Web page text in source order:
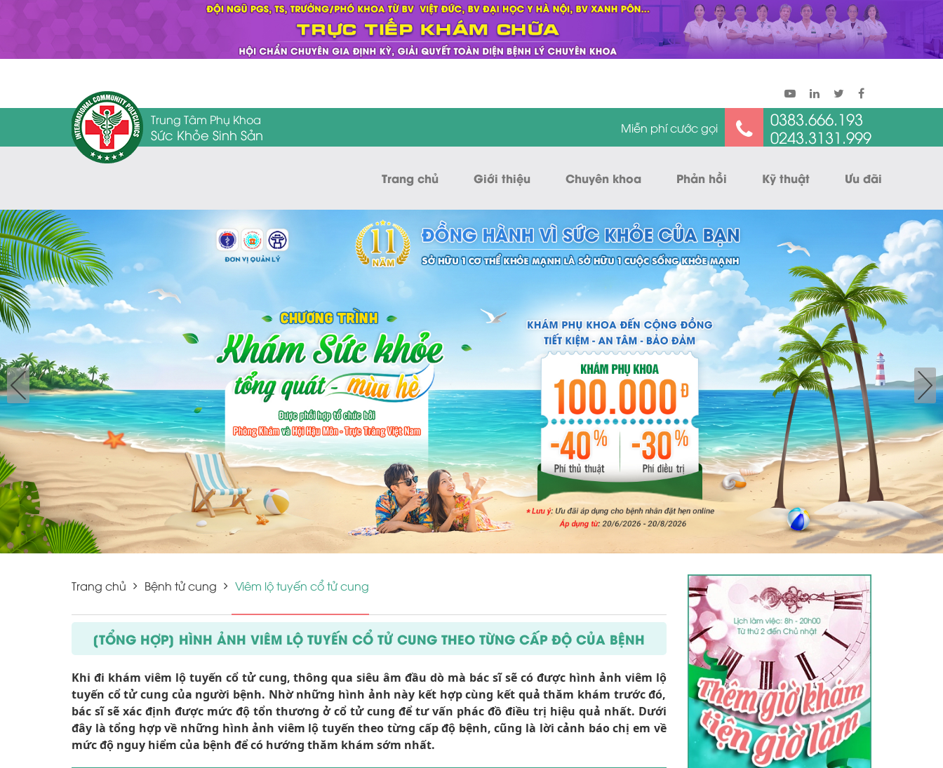
Trung Tâm Phụ Khoa
Sức Khỏe Sinh Sản Miễn phí cước gọi
0383.666.193
0243.3131.999
Trang chủ Giới thiệu Chuyên khoa Phản hồi Kỹ thuật Ưu đãi
Trang chủ Bệnh tử cung Viêm lộ tuyến cổ tử cung
[TỔNG HỢP] HÌNH ẢNH VIÊM LỘ TUYẾN CỔ TỬ CUNG THEO TỪNG CẤP ĐỘ CỦA BỆNH
Khi đi khám viêm lộ tuyến cổ tử cung, thông qua siêu âm đầu dò mà bác sĩ sẽ có được hình ảnh viêm lộ
tuyến cổ tử cung của người bệnh. Nhờ những hình ảnh này kết hợp cùng kết quả thăm khám trước đó,
bác sĩ sẽ xác định được mức độ tổn thương ở cổ tử cung để tư vấn phác đồ điều trị hiệu quả nhất. Dưới
đây là tổng hợp về những hình ảnh viêm lộ tuyến theo từng cấp độ bệnh, cũng là lời cảnh báo chị em về
mức độ nguy hiểm của bệnh để có hướng thăm khám sớm nhất.